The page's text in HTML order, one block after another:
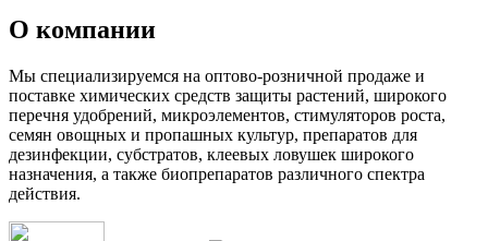
О компании
Мы специализируемся на оптово-розничной продаже и
поставке химических средств защиты растений, широкого
перечня удобрений, микроэлементов, стимуляторов роста,
семян овощных и пропашных культур, препаратов для
дезинфекции, субстратов, клеевых ловушек широкого
назначения, а также биопрепаратов различного спектра
действия.